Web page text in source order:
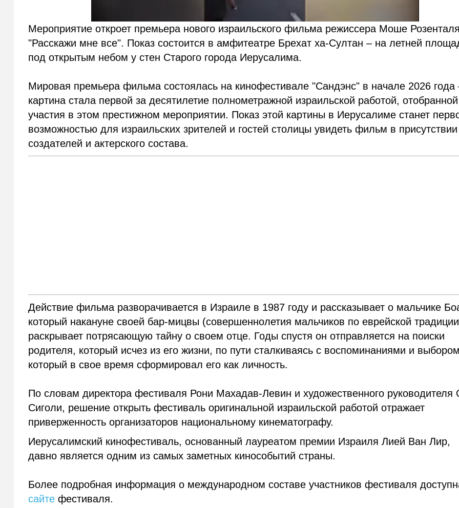
Мероприятие откроет премьера нового израильского фильма режиссера Моше Розенталя
"Расскажи мне все". Показ состоится в амфитеатре Брехат ха-Султан – на летней
под открытым небом у стен Старого города Иерусалима.
Мировая премьера фильма состоялась на кинофестивале "Сандэнс" в начале 2026 года
картина стала первой за десятилетие полнометражной израильской работой,
участия в этом престижном мероприятии. Показ этой картины в Иерусалиме станет
возможностью для израильских зрителей и гостей столицы увидеть фильм в присутствии
создателей и актерского состава.
Действие фильма разворачивается в Израиле в 1987 году и рассказывает о мальчике
который накануне своей бар-мицвы (совершеннолетия мальчиков по еврейской
раскрывает потрясающую тайну о своем отце. Годы спустя он отправляется на поиски
родителя, который исчез из его жизни, по пути сталкиваясь с воспоминаниями и
который в свое время сформировал его как личность.
По словам директора фестиваля Рони Махадав-Левин и художественного руководителя
Сиголи, решение открыть фестиваль оригинальной израильской работой отражает
приверженность организаторов национальному кинематографу.
Иерусалимский кинофестиваль, основанный лауреатом премии Израиля Лией Ван Лир,
давно является одним из самых заметных кинособытий страны.
Более подробная информация о международном составе участников фестиваля
сайте фестиваля.